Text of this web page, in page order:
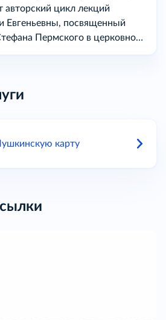
авторский цикл лекций
Евгеньевны, посвященный
Пермского в церковном
карту